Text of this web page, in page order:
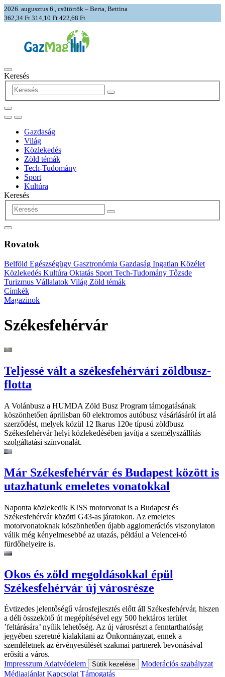
2026. augusztus 6., csütörtök – Berta, Bettina
362,34 Ft 314,10 Ft 422,68 Ft
Keresés
Gazdaság
Világ
Közlekedés
Zöld témák
Tech-Tudomány
Sport
Kultúra
Keresés
Rovatok
Belföld Egészségügy Gasztronómia Gazdaság Ingatlan Közélet
Közlekedés Kultúra Oktatás Sport Tech-Tudomány Tőzsde
Turizmus Vállalatok Világ Zöld témák
Címkék
Magazinok
Székesfehérvár
Teljessé vált a székesfehérvári zöldbusz-
flotta
A Volánbusz a HUMDA Zöld Busz Program támogatásának
köszönhetően áprilisban 60 elektromos autóbusz vásárlásáról írt alá
szerződést, melyek közül 12 Ikarus 120e típusú zöldbusz
Székesfehérvár helyi közlekedésében javítja a személyszállítás
szolgáltatási színvonalát.
Már Székesfehérvár és Budapest között is
utazhatunk emeletes vonatokkal
Naponta közlekedik KISS motorvonat is a Budapest és
Székesfehérvár közötti G43-as járatokon. Az emeletes
motorvonatoknak köszönhetően újabb agglomerációs viszonylaton
válik még kényelmesebbé az utazás, például a Velencei-tó
fürdőhelyeire is.
Okos és zöld megoldásokkal épül
Székesfehérvár új városrésze
Évtizedes jelentőségű városfejlesztés előtt áll Székesfehérvár, hiszen
a déli összekötő út megépítésével egy 500 hektáros terület
’feltárására’ nyílik lehetőség. Az új városrészt a fenntarthatóság
jegyében szeretné kialakítani az Önkormányzat, ennek a
szemléletnek az érvényesülését szakmai partnerek bevonásával
erősíti a város.
ImpresszumAdatvédelem Sütik kezelése
Moderációs szabályzat
MédiaajánlatKapcsolatTámogatás